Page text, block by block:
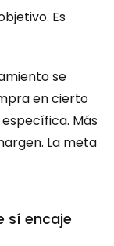
Es
se
en cierto
Más
La meta
sí encaje